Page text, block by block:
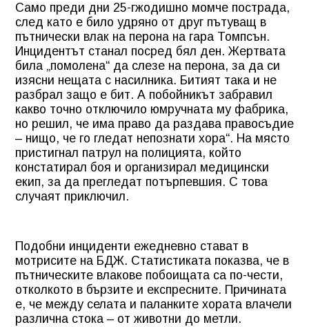
Само преди дни 25-гжодишно момче пострада,
след като е било удряно от друг пътуващ в
пътнически влак на перона на гара Томпсън.
Инцидентът станал посред бял ден. Жертвата
била „помолена“ да слезе на перона, за да си
изясни нещата с насилника. Битият така и не
разбрал защо е бит. А побойникът забравил
какво точно отключило юмручната му фабрика,
но решил, че има право да раздава правосъдие
– нищо, че го гледат непознати хора“. На място
пристигнал патрул на полицията, който
констатирал боя и организирал медицински
екип, за да прегледат потърпевшия. С това
случаят приключил.
Подобни инциденти ежедневно стават в
мотрисите на БДЖ. Статистиката показва, че в
пътническите влакове побоищата са по-чести,
отколкото в бързите и експресните. Причината
е, че между селата и паланките хората влачели
различна стока – от животни до метли.